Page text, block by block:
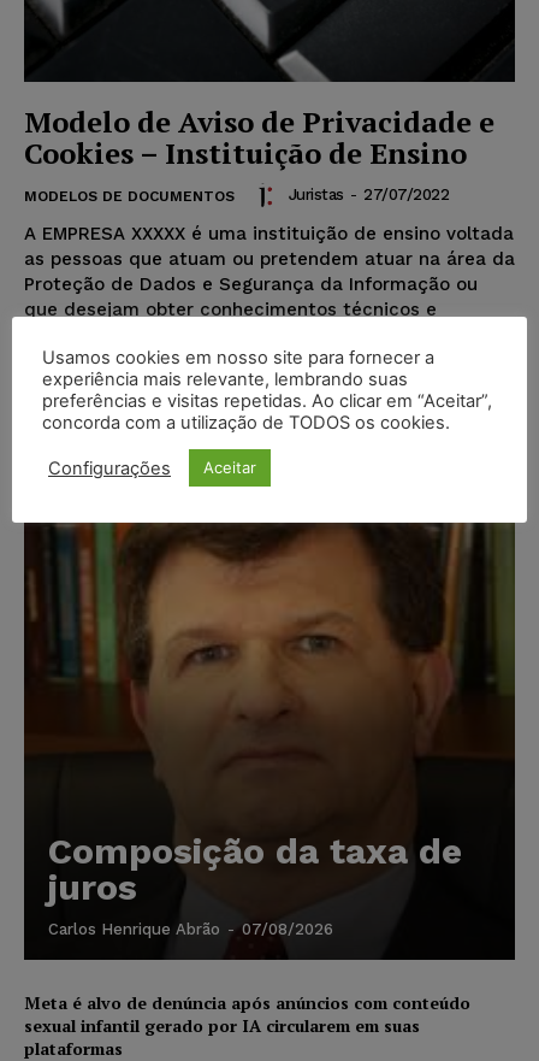
Modelo de Aviso de Privacidade e
Cookies – Instituição de Ensino
MODELOS DE DOCUMENTOS Juristas - 27/07/2022
A EMPRESA XXXXX é uma instituição de ensino voltada
as pessoas que atuam ou pretendem atuar na área da
Proteção de Dados e Segurança da Informação ou
que desejam obter conhecimentos técnicos e
Popular
Composição da taxa de
juros
Carlos Henrique Abrão - 07/08/2026
Meta é alvo de denúncia após anúncios com conteúdo
sexual infantil gerado por IA circularem em suas
plataformas
Usamos cookies em nosso site para fornecer a
experiência mais relevante, lembrando suas
preferências e visitas repetidas. Ao clicar em “Aceitar”,
concorda com a utilização de TODOS os cookies.
Configurações Aceitar